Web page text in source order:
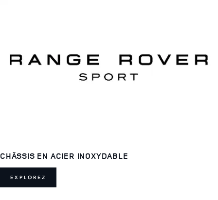
CHÂSSIS EN ACIER INOXYDABLE
EXPLOREZ